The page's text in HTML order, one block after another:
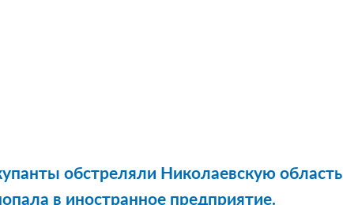
обстреляли Николаевскую область
в иностранное предприятие.